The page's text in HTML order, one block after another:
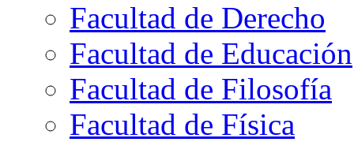
Facultad de Derecho
Facultad de Educación
Facultad de Filosofía
Facultad de Física